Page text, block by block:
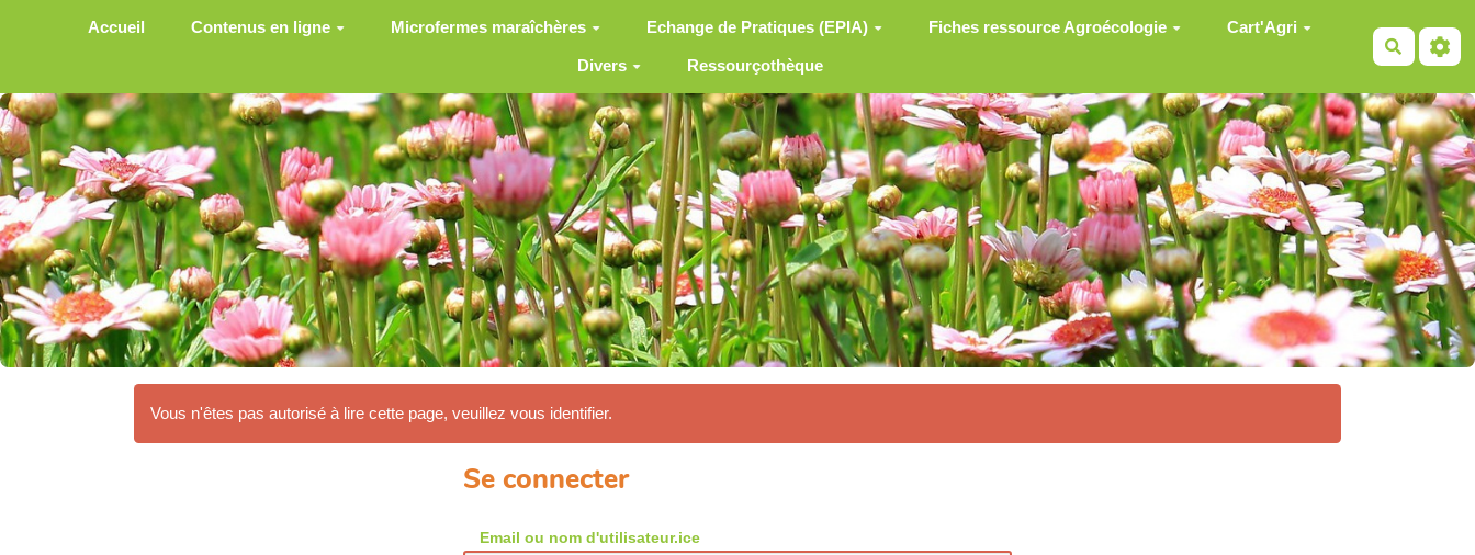
Aller au contenu principal
Accueil Contenus en ligne Microfermes maraîchères Echange de Pratiques (EPIA) Fiches ressource Agroécologie Cart'Agri
Divers Ressourçothèque
Vous n'êtes pas autorisé à lire cette page, veuillez vous identifier.
Se connecter
Email ou nom d'utilisateur.ice